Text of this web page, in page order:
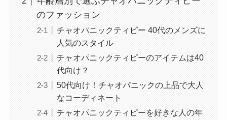
のファッション
チャオパニックティピー 40代のメンズに
人気のスタイル
チャオパニックティピーのアイテムは40
代向け？
50代向け！チャオパニックの上品で大人
なコーディネート
チャオパニックティピーを好きな人の年